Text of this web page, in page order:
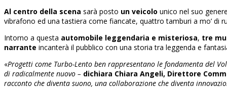
Al centro della scena sarà posto un veicolo unico nel suo
vibrafono ed una tastiera come fiancate, quattro tamburi a mo’
Intorno a questa automobile leggendaria e misteriosa, tre
narrante incanterà il pubblico con una storia tra leggenda e
«Progetti come Turbo-Lento ben rappresentano le fondamenta del
di radicalmente nuovo – dichiara Chiara Angeli, Direttore
racconto che diventa suono, una collaborazione che diventa